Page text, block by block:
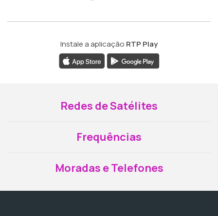
Instale a aplicação RTP Play
Redes de Satélites
Frequências
Moradas e Telefones